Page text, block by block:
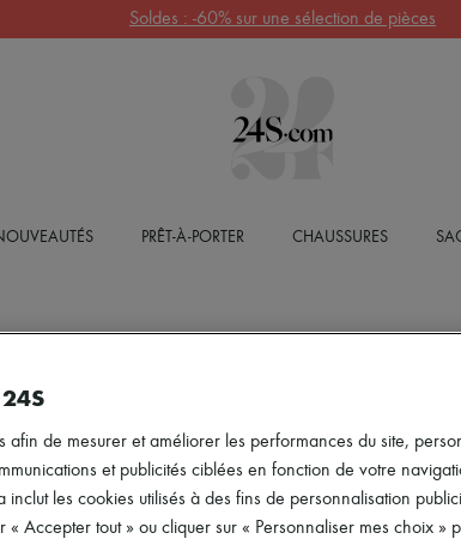
Soldes : -60% sur une sélection de pièces
PRÊT-À-PORTER CHAUSSURES
afin de mesurer et améliorer les performances du site,
et publicités ciblées en fonction de votre
inclut les cookies utilisés à des fins de personnalisation
« Accepter tout » ou cliquer sur « Personnaliser mes choix »